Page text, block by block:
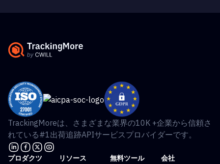
TrackingMoreは、さまざまな業界の10K +企業から信頼さ
れている#1出荷追跡APIサービスプロバイダーです。
プロダクツ
リソース
無料ツール
会社